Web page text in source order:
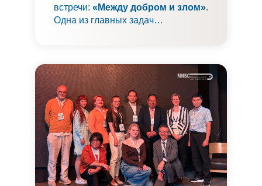
встречи: «Между добром и злом».
Одна из главных задач
злокачественными
изменениями